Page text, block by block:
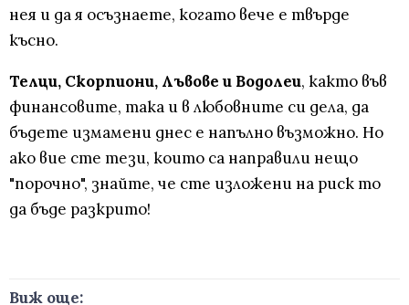
нея и да я осъзнаете, когато вече е твърде
късно.
Телци, Скорпиони, Лъвове и Водолеи, както във
финансовите, така и в любовните си дела, да
бъдете измамени днес е напълно възможно. Но
ако вие сте тези, които са направили нещо
"порочно", знайте, че сте изложени на риск то
да бъде разкрито!
Виж още: